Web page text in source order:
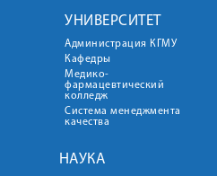
УНИВЕРСИТЕТ
Администрация КГМУ
Кафедры
Медико-
фармацевтический
колледж
Система менеджмента
качества
НАУКА